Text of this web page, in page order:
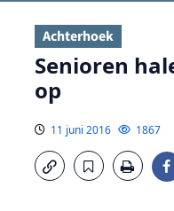
Achterhoek
Senioren
op
11 juni 2016 1867